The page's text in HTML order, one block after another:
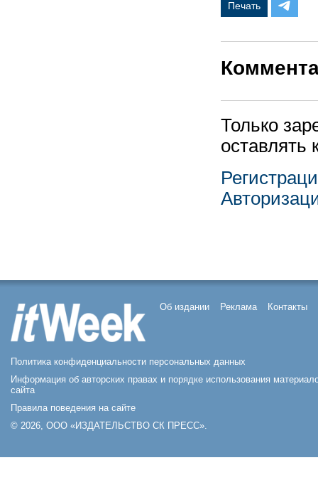
Печать
Только
оставлять
Об издании Реклама Контакты
Политика конфиденциальности персональных данных
Информация об авторских правах и порядке использования
сайта
Правила поведения на сайте
© 2026, ООО «ИЗДАТЕЛЬСТВО СК ПРЕСС».